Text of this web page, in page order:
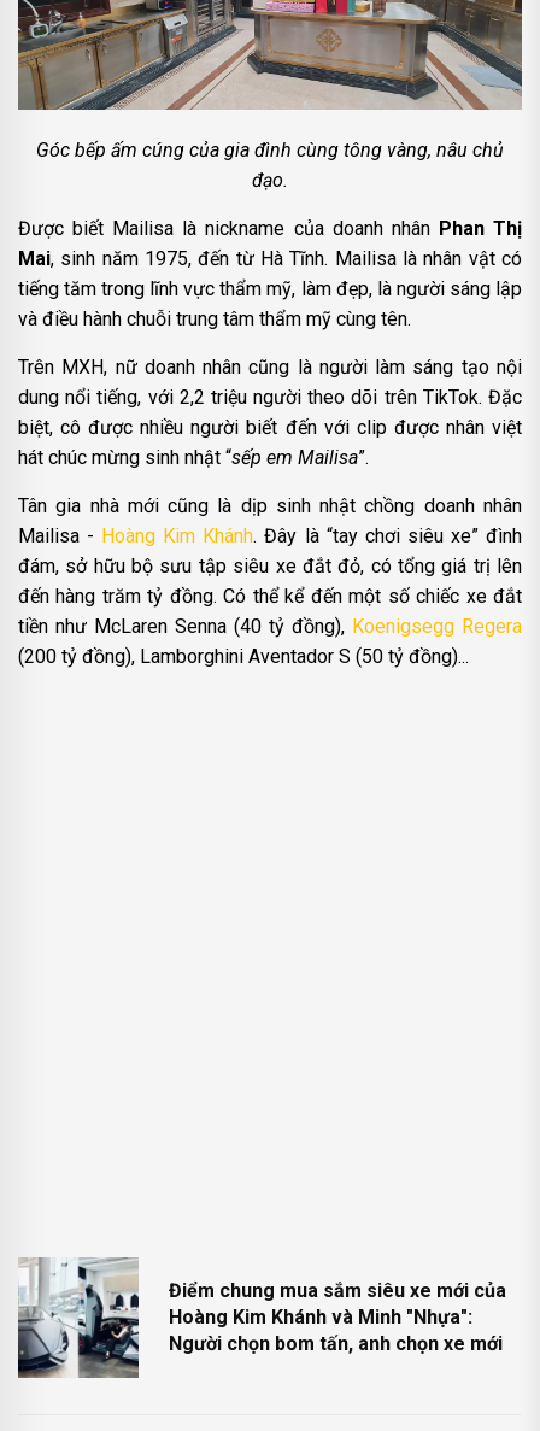
Góc bếp ấm cúng của gia đình cùng tông vàng, nâu chủ
đạo.
Được biết Mailisa là nickname của doanh nhân Phan Thị
Mai, sinh năm 1975, đến từ Hà Tĩnh. Mailisa là nhân vật có
tiếng tăm trong lĩnh vực thẩm mỹ, làm đẹp, là người sáng lập
và điều hành chuỗi trung tâm thẩm mỹ cùng tên.
Trên MXH, nữ doanh nhân cũng là người làm sáng tạo nội
dung nổi tiếng, với 2,2 triệu người theo dõi trên TikTok. Đặc
biệt, cô được nhiều người biết đến với clip được nhân việt
hát chúc mừng sinh nhật “sếp em Mailisa”.
Tân gia nhà mới cũng là dịp sinh nhật chồng doanh nhân
Mailisa - Hoàng Kim Khánh. Đây là “tay chơi siêu xe” đình
đám, sở hữu bộ sưu tập siêu xe đắt đỏ, có tổng giá trị lên
đến hàng trăm tỷ đồng. Có thể kể đến một số chiếc xe đắt
tiền như McLaren Senna (40 tỷ đồng), Koenigsegg Regera
(200 tỷ đồng), Lamborghini Aventador S (50 tỷ đồng)...
Điểm chung mua sắm siêu xe mới của
Hoàng Kim Khánh và Minh "Nhựa":
Người chọn bom tấn, anh chọn xe mới